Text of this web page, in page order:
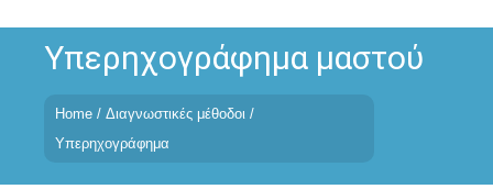
contentΥπερηχογράφημα μαστού
Home / Διαγνωστικές μέθοδοι /
Υπερηχογράφημα